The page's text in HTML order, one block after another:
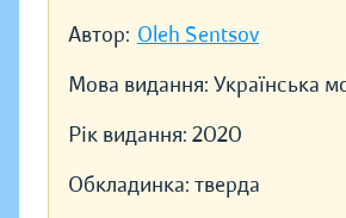
Автор: Oleh Sentsov
Мова видання: Українська
Рік видання: 2020
Обкладинка: тверда